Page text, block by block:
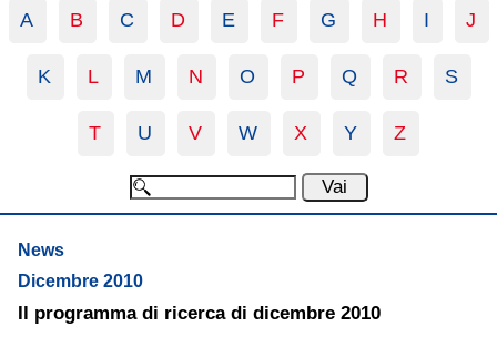
A B C D E F G H I J
K L M N O P Q R S
T U V W X Y Z
News
Dicembre 2010
Il programma di ricerca di dicembre 2010